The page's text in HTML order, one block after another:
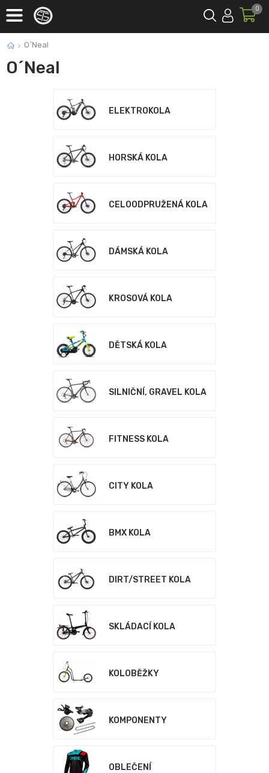
0
O´Neal
O´Neal
ELEKTROKOLA
HORSKÁ KOLA
CELOODPRUŽENÁ KOLA
DÁMSKÁ KOLA
KROSOVÁ KOLA
DĚTSKÁ KOLA
SILNIČNÍ, GRAVEL KOLA
FITNESS KOLA
CITY KOLA
BMX KOLA
DIRT/STREET KOLA
SKLÁDACÍ KOLA
KOLOBĚŽKY
KOMPONENTY
OBLEČENÍ